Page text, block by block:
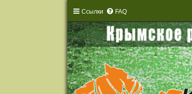
Ссылки FAQ